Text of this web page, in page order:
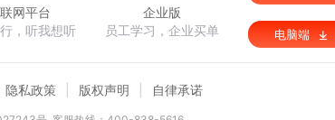
网平台
，听我想听
企业版
员工学习，企业买单
电脑端
隐私政策 版权声明 自律承诺